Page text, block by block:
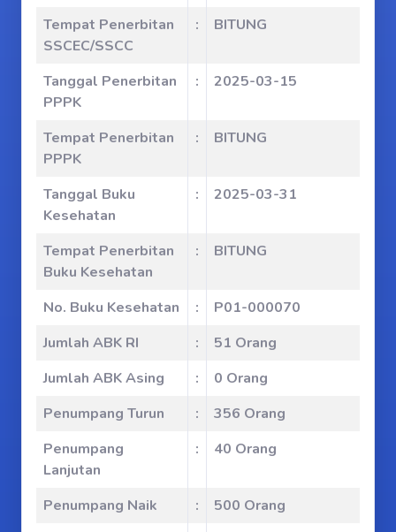
Tempat Penerbitan
SSCEC/SSCC
: BITUNG
Tanggal Penerbitan
PPPK
: 2025-03-15
Tempat Penerbitan
PPPK
: BITUNG
Tanggal Buku
Kesehatan
: 2025-03-31
Tempat Penerbitan
Buku Kesehatan
: BITUNG
No. Buku Kesehatan :
P01-000070
Jumlah ABK RI
:
51 Orang
Jumlah ABK Asing
:
0 Orang
Penumpang Turun
:
356 Orang
Penumpang
Lanjutan
: 40 Orang
Penumpang Naik :
500 Orang